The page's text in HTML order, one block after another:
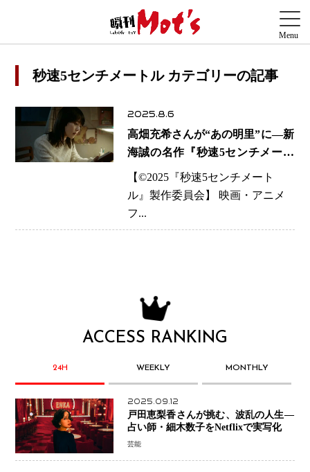
秒速5センチメートル カテゴリーの記事
2025.8.6
高畑充希さんが“あの明里”に―新
海誠の名作『秒速5センチメート
ル』実写化、衝撃のビジュアル第
4弾が公開
【©️2025『秒速5センチメート
ル』製作委員会】 映画・アニメ
フ...
ACCESS RANKING
24H WEEKLY MONTHLY
2025.09.12
戸田恵梨香さんが挑む、波乱の人生―
占い師・細木数子をNetflixで実写化
芸能